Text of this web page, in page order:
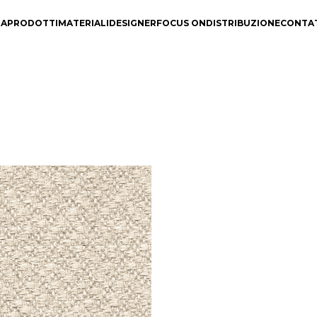
PRODOTTIMATERIALIDESIGNERFOCUS ONDISTRIBUZIONE